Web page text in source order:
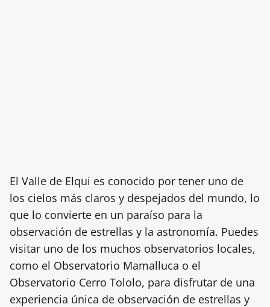
El Valle de Elqui es conocido por tener uno de
los cielos más claros y despejados del mundo, lo
que lo convierte en un paraíso para la
observación de estrellas y la astronomía. Puedes
visitar uno de los muchos observatorios locales,
como el Observatorio Mamalluca o el
Observatorio Cerro Tololo, para disfrutar de una
experiencia única de observación de estrellas y